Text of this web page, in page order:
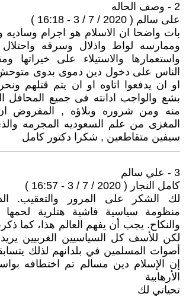
2 - وصف الحاله
على سالم ( 2020 / 7 / 3 - 16:18 )
بات واضحا ان الاسلام هو اجرام
وممارسه لواط واذلال وسرقه
واستعمارها والاستيلاء على خيراتها
الناس على دخول دين دموى بدوى متوحش
او ان يدفعوا اتاوه او ان يتم قتلهم
بشع والواجب ادانته فى جميع المحافل
منه ومن شروره وبلاؤه , المفروض
المغزى من علم السعوديه المجرمه
سيفين متقاطعين , شكرا دكتور كامل
3 - علي سالم
كامل النجار ( 2020 / 7 / 3 - 16:57 )
لك الشكر على المرور والتعقيب.
منظومة سياسية فاشية هتلرية لحمها
والنكاح. يجب أن يفهم العالم هذا، كما
لكن للأسف كل السياسيين الغربيين
أصوات المسلمين في بلدانهم لذلك
إن الإسلام دين مسالم تم اختطافه
الأرهابية
تحياتي لك